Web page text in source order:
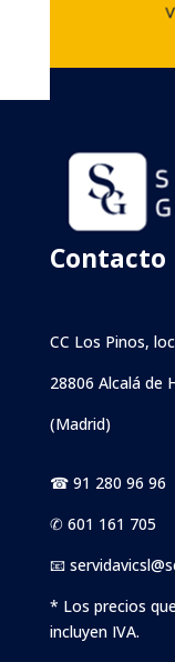
Contacto
CC Los Pinos,
28806 Alcalá de
(Madrid)
☎ 91 280 96 96
✆ 601 161 705
📧
* Los precios
incluyen IVA.